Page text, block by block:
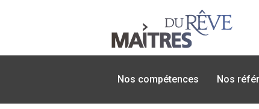
Nos compétences Nos